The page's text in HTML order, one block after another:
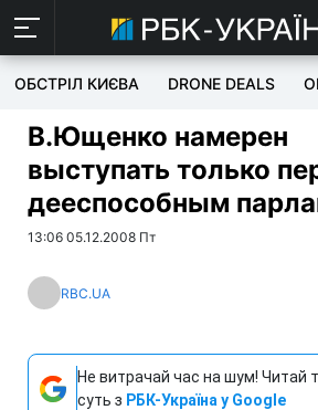
ОБСТРІЛ КИЄВА DRONE DEALS
В.Ющенко намерен
выступать только
дееспособным
13:06 05.12.2008 Пт
RBC.UA
Не витрачай час на шум! Читай
суть з РБК-Україна у Google